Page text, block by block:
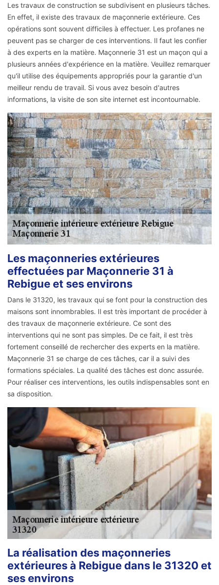
Les travaux de construction se subdivisent en plusieurs tâches.
En effet, il existe des travaux de maçonnerie extérieure. Ces
opérations sont souvent difficiles à effectuer. Les profanes ne
peuvent pas se charger de ces interventions. Il faut les confier
à des experts en la matière. Maçonnerie 31 est un maçon qui a
plusieurs années d'expérience en la matière. Veuillez remarquer
qu'il utilise des équipements appropriés pour la garantie d'un
meilleur rendu de travail. Si vous avez besoin d'autres
informations, la visite de son site internet est incontournable.
Les maçonneries extérieures
effectuées par Maçonnerie 31 à
Rebigue et ses environs
Dans le 31320, les travaux qui se font pour la construction des
maisons sont innombrables. Il est très important de procéder à
des travaux de maçonnerie extérieure. Ce sont des
interventions qui ne sont pas simples. De ce fait, il est très
fortement conseillé de rechercher des experts en la matière.
Maçonnerie 31 se charge de ces tâches, car il a suivi des
formations spéciales. La qualité des tâches est donc assurée.
Pour réaliser ces interventions, les outils indispensables sont en
sa disposition.
La réalisation des maçonneries
extérieures à Rebigue dans le 31320 et
ses environs